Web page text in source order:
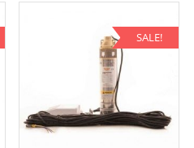
SALE!